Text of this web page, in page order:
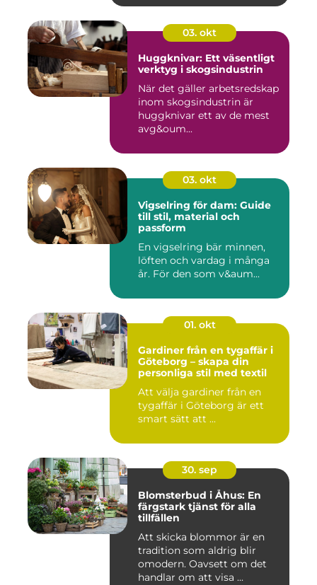
03. okt
Huggknivar: Ett väsentligt
verktyg i skogsindustrin
När det gäller arbetsredskap
inom skogsindustrin är
huggknivar ett av de mest
avg&oum...
03. okt
Vigselring för dam: Guide
till stil, material och
passform
En vigselring bär minnen,
löften och vardag i många
år. För den som v&aum...
01. okt
Gardiner från en tygaffär i
Göteborg – skapa din
personliga stil med textil
Att välja gardiner från en
tygaffär i Göteborg är ett
smart sätt att ...
30. sep
Blomsterbud i Åhus: En
färgstark tjänst för alla
tillfällen
Att skicka blommor är en
tradition som aldrig blir
omodern. Oavsett om det
handlar om att visa ...